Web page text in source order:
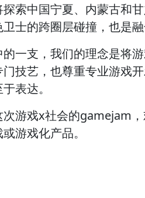
索中国宁夏、内蒙古和
士的跨圈层碰撞，也是融
一支，我们的理念是将
技艺，也尊重专业游戏
表达。
游戏x社会的gamejam
游戏化产品。